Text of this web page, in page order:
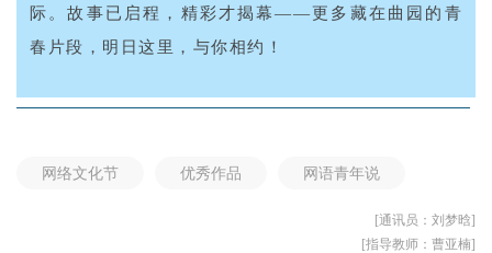
际。故事已启程，精彩才揭幕——更多藏在曲园的青
春片段，明日这里，与你相约！
网络文化节 优秀作品 网语青年说
[通讯员：刘梦晗]
[指导教师：曹亚楠]